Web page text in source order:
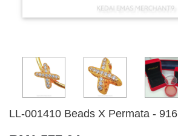
LL-001410 Beads X Permata - 916